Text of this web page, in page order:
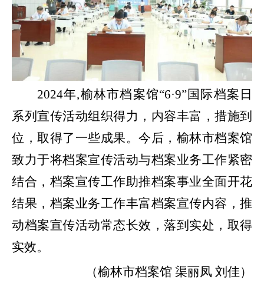
2024年,榆林市档案馆“6·9”国际档案日
系列 宣传活动组织得力，内容丰富，措施到
位，取得了一些成果。 今后 ，榆林市档案馆
致力于将档案宣传活动与档案业务工作紧密
结合， 档案宣传工作助推档案事业全面开花
结果 ， 档案业务工作丰富档案宣传内容 ， 推
动档案宣传活动常态长效， 落到实处， 取得
实效。
（榆林市档案馆 渠丽凤 刘佳）